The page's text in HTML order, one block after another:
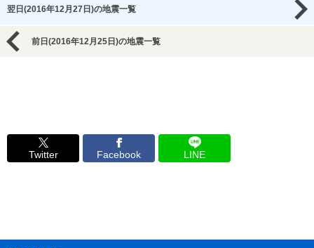
翌日(2016年12月27日)の地震一覧
前日(2016年12月25日)の地震一覧
Twitter Facebook LINE